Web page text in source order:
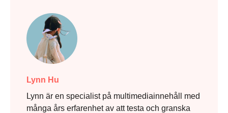
Lynn Hu
Lynn är en specialist på multimediainnehåll med
många års erfarenhet av att testa och granska